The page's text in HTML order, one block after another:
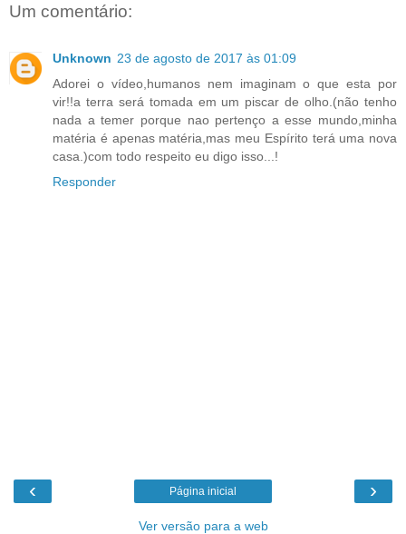
Um comentário:
Unknown 23 de agosto de 2017 às 01:09
Adorei o vídeo,humanos nem imaginam o que esta por
vir!!a terra será tomada em um piscar de olho.(não tenho
nada a temer porque nao pertenço a esse mundo,minha
matéria é apenas matéria,mas meu Espírito terá uma nova
casa.)com todo respeito eu digo isso...!
Responder
‹ ›
Página inicial
Ver versão para a web